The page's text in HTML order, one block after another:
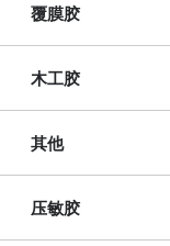
覆膜胶
木工胶
其他
压敏胶